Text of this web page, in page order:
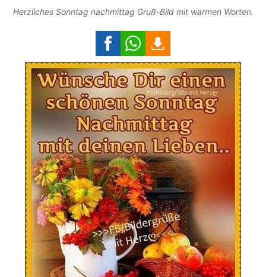
Herzliches Sonntag nachmittag Gruß-Bild mit warmen Worten.